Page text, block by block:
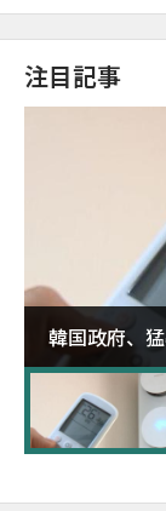
注目記事
韓国政府、
に需給対応